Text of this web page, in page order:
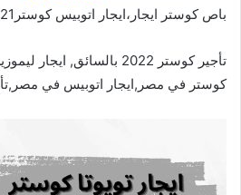
باص كوستر ايجار،ايجار اتوبيس كوستر21 راكب،
تأجير كوستر 2022 بالسائق,
كوستر في مصر,ايجار اتوبيس في